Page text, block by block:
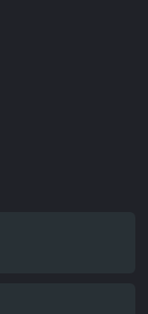
Linkedin